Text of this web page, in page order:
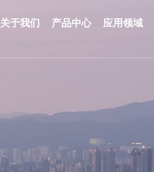
关于我们 产品中心 应用领域